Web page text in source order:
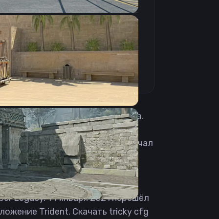
4:3
Растянутое
Родился 21 ноября 1998 года.
форму и готовиться к PRO
взялся за свою карьеру и начал
месяцев переходит в
Через месяц начинает
выходит в закрытые
Legacy. 14 января 2021 перешёл
Trident. Скачать tricky cfg